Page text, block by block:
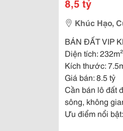
8,5 tỷ
Khúc Hạo,
BÁN ĐẤT VIP
Diện tích: 232m²
Kích thước:
Giá bán: 8.5 tỷ
Cần bán lô đất
sông, không
Ưu điểm nổi bật: